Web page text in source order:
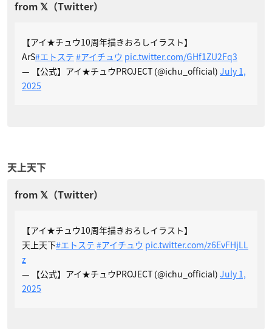
【アイ★チュウ10周年描きおろしイラスト】
ArS#エトステ #アイチュウ pic.twitter.com/GHf1ZU2Fq3
— 【公式】アイ★チュウPROJECT (@ichu_official) July 1,
2025
天上天下
【アイ★チュウ10周年描きおろしイラスト】
天上天下#エトステ #アイチュウ pic.twitter.com/z6EvFHjLL
z
— 【公式】アイ★チュウPROJECT (@ichu_official) July 1,
2025